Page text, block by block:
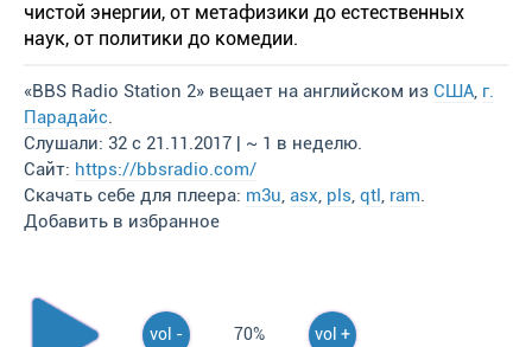
чистой энергии, от метафизики до естественных
наук, от политики до комедии.
«BBS Radio Station 2» вещает на английском из США, г.
Парадайс.
Слушали: 32 с 21.11.2017 | ~ 1 в неделю.
Сайт: https://bbsradio.com/
Скачать себе для плеера: m3u, asx, pls, qtl, ram.
Добавить в избранное
vol - 70% vol +